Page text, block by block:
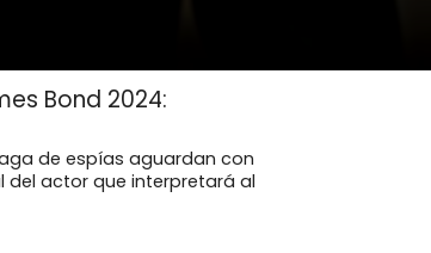
Bond 2024:
de espías aguardan con
actor que interpretará al